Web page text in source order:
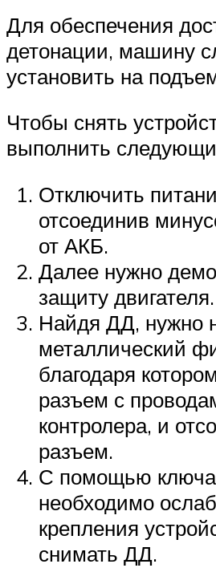
Для обеспечения
детонации, машину
установить на
Чтобы снять
выполнить
Отключить
отсоединив
от АКБ.
Далее нужно
защиту двигателя.
Найдя ДД, нужно
металлический
благодаря
разъем с
контролера, и
разъем.
С помощью ключа
необходимо
крепления
снимать ДД.